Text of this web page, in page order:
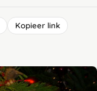
Kopieer link